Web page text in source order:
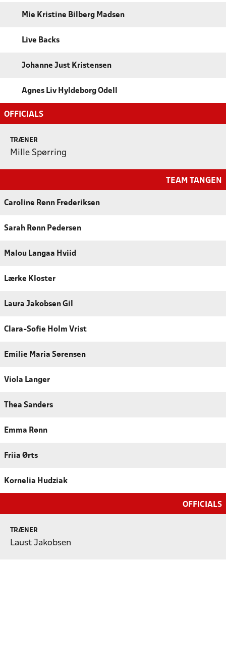
Mie Kristine Bilberg Madsen
Live Backs
Johanne Just Kristensen
Agnes Liv Hyldeborg Odell
OFFICIALS
TRÆNER
Mille Spørring
TEAM TANGEN
Caroline Rønn Frederiksen
Sarah Rønn Pedersen
Malou Langaa Hviid
Lærke Kloster
Laura Jakobsen Gil
Clara-Sofie Holm Vrist
Emilie Maria Sørensen
Viola Langer
Thea Sanders
Emma Rønn
Friia Ørts
Kornelia Hudziak
OFFICIALS
TRÆNER
Laust Jakobsen